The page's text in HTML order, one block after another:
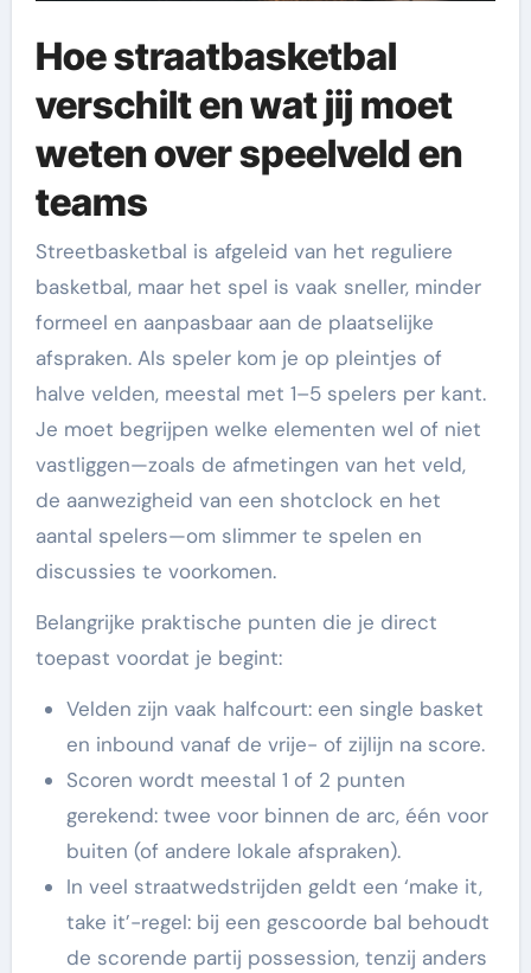
Hoe straatbasketbal
verschilt en wat jij moet
weten over speelveld en
teams
Streetbasketbal is afgeleid van het reguliere
basketbal, maar het spel is vaak sneller, minder
formeel en aanpasbaar aan de plaatselijke
afspraken. Als speler kom je op pleintjes of
halve velden, meestal met 1–5 spelers per kant.
Je moet begrijpen welke elementen wel of niet
vastliggen—zoals de afmetingen van het veld,
de aanwezigheid van een shotclock en het
aantal spelers—om slimmer te spelen en
discussies te voorkomen.
Belangrijke praktische punten die je direct
toepast voordat je begint:
Velden zijn vaak halfcourt: een single basket
en inbound vanaf de vrije- of zijlijn na score.
Scoren wordt meestal 1 of 2 punten
gerekend: twee voor binnen de arc, één voor
buiten (of andere lokale afspraken).
In veel straatwedstrijden geldt een ‘make it,
take it’-regel: bij een gescoorde bal behoudt
de scorende partij possession, tenzij anders